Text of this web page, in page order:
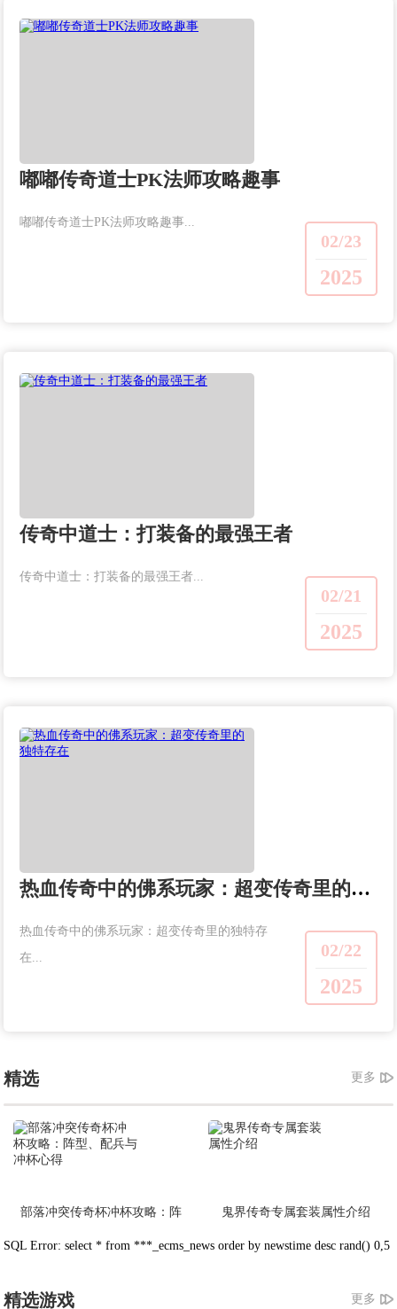
嘟嘟传奇道士PK法师攻略趣事
02/23
2025
嘟嘟传奇道士PK法师攻略趣事...
传奇中道士：打装备的最强王者
02/21
2025
传奇中道士：打装备的最强王者...
热血传奇中的佛系玩家：超变传奇里的独特存在
02/22
2025
热血传奇中的佛系玩家：超变传奇里的独特存
在...
精选 更多
部落冲突传奇杯冲杯攻略：阵
鬼界传奇专属套装属性介绍
SQL Error: select * from ***_ecms_news order by newstime desc rand() 0,5
精选游戏 更多